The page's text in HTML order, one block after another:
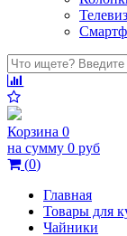
Корзина 0
на сумму 0 руб
(0)
Главная
Товары для
Чайники